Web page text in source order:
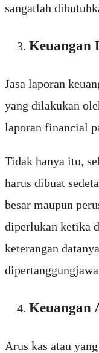
sangatlah
Keuangan
Jasa laporan
yang dilakukan
laporan financial
Tidak hanya itu,
harus dibuat
besar maupun
diperlukan ketika
keterangan
Keuangan
Arus kas atau